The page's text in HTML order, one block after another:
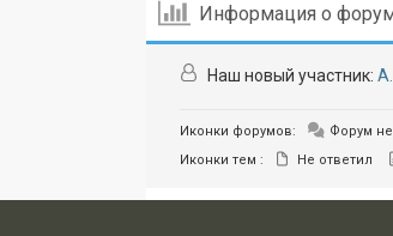
Информация о
Наш новый участник:
Иконки форумов: Форум
Иконки тем :
Не ответил